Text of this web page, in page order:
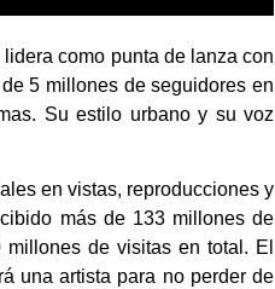
lidera como punta de lanza con
5 millones de seguidores en
Su estilo urbano y su voz
en vistas, reproducciones y
más de 133 millones de
de visitas en total. El
una artista para no perder de